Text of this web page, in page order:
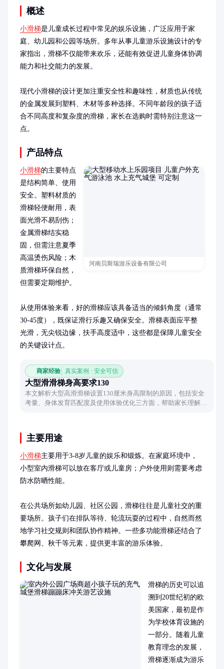
概述
小滑梯是儿童成长过程中常见的娱乐设施，广泛应用于家
庭、幼儿园和公园等场所。多年从事儿童游乐设施设计的专
家指出，滑梯不仅能带来欢乐，还能有效促进儿童身体协调
能力和社交能力的发展。
现代小滑梯的设计更加注重安全性和趣味性，材质也从传统
的金属发展到塑料、木材等多种选择。不同年龄段的孩子适
合不同高度和复杂度的滑梯，家长在选购时需特别注意这一
点。
产品特点
河南贝斯瑞游乐设备有限公司
小滑梯的主要特点
是结构简单、使用
安全。塑料材质的
滑梯轻便耐用，表
面光滑不易刮伤；
金属滑梯结实稳
固，但需注意夏季
高温烫伤风险；木
质滑梯环保自然，
但需要定期维护。
从使用体验来看，好的滑梯应该具备适当的倾斜角度（通常
30-45度），既保证滑行乐趣又确保安全。滑梯表面应平整
光滑，无尖锐边缘，扶手高度适中，这些都是保障儿童安全
的关键设计点。
商家经验 真实案例 · 安全可信
大型滑滑梯身高要求130
本文解析大型高滑滑梯设置130厘米身高限制的原因，包括安全
考量、身体发育匹配度及使用体验优化三方面，帮助家长理解游
主要用途
小滑梯主要用于3-8岁儿童的娱乐和锻炼。在家庭环境中，
小型室内滑梯可以放在客厅或儿童房；户外使用则需要考虑
防水防晒性能。
在公共场所如幼儿园、社区公园，滑梯往往是儿童社交的重
要场所。孩子们在排队等待、轮流玩耍的过程中，自然而然
地学习社交规则和团队协作精神。一些多功能滑梯还结合了
攀爬网、秋千等元素，提供更丰富的游乐体验。
文化与发展
滑梯的历史可以追
溯到20世纪初的欧
美国家，最初是作
为学校体育设施的
一部分。随着儿童
教育理念的发展，
滑梯逐渐成为游乐